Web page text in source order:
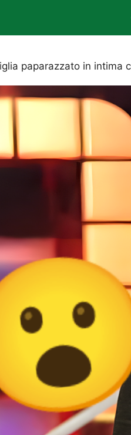
paparazzato in intima